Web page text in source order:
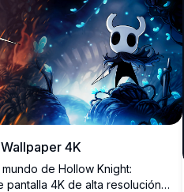
4K
de Hollow Knight:
4K de alta resolución.